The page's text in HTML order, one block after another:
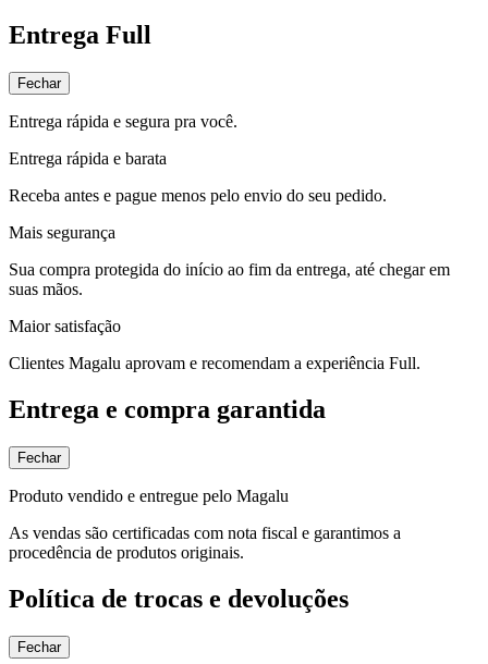
Entrega Full
Fechar
Entrega rápida e segura pra você.
Entrega rápida e barata
Receba antes e pague menos pelo envio do seu pedido.
Mais segurança
Sua compra protegida do início ao fim da entrega, até chegar em
suas mãos.
Maior satisfação
Clientes Magalu aprovam e recomendam a experiência Full.
Entrega e compra garantida
Fechar
Produto vendido e entregue pelo Magalu
As vendas são certificadas com nota fiscal e garantimos a
procedência de produtos originais.
Política de trocas e devoluções
Fechar